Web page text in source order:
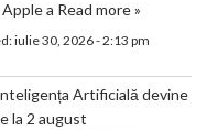
a Read more »
iulie 30, 2026 - 2:13 pm
Artificială devine
la 2 august